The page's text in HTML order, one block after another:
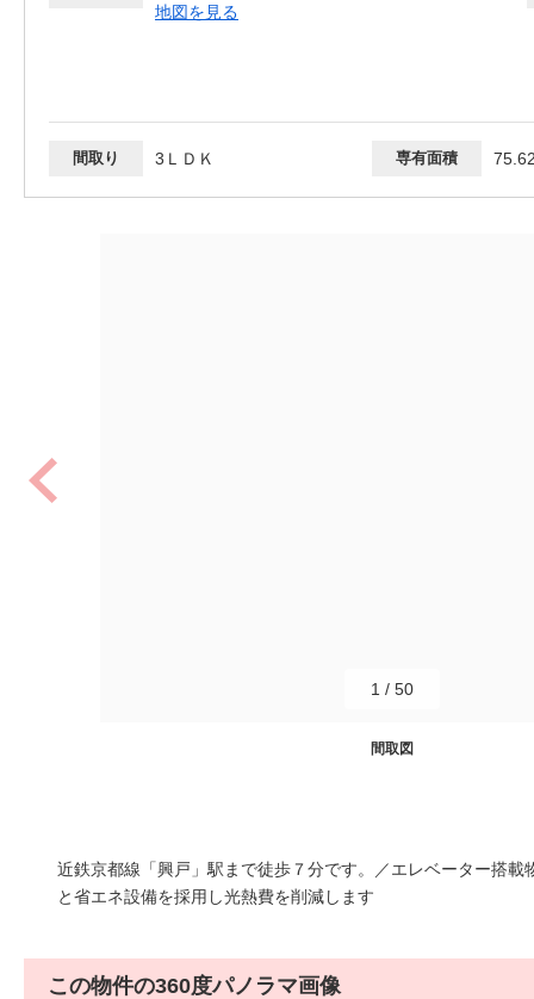
地図を見る
間取り 3ＬＤＫ 専有面積
間取図
1 / 50
近鉄京都線「興戸」駅まで徒歩７分です。／エレベーター搭
と省エネ設備を採用し光熱費を削減します
この物件の360度パノラマ画像